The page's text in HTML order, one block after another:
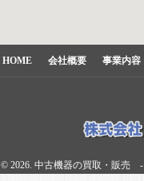
HOME 会社概要 事業内容
© 2026. 中古機器の買取・販売 -